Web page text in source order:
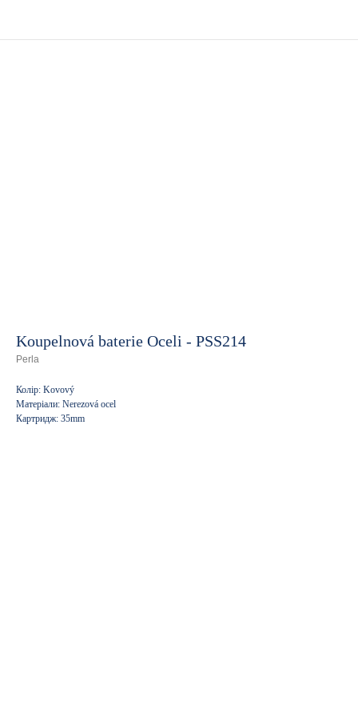
Koupelnová baterie Oceli - PSS214
Perla
Колір: Kovový
Матеріали: Nerezová ocel
Картридж: 35mm